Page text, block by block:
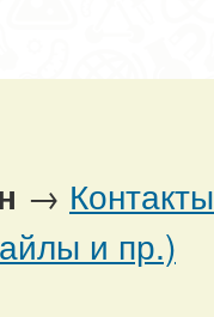
→
и пр.)